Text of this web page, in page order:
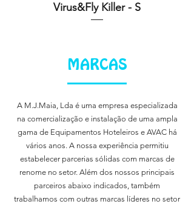
Virus&Fly Killer - S
MARCAS
A M.J.Maia, Lda é uma empresa especializada
na comercialização e instalação de uma ampla
gama de Equipamentos Hoteleiros e AVAC há
vários anos. A nossa experiência permitiu
estabelecer parcerias sólidas com marcas de
renome no setor. Além dos nossos principais
parceiros abaixo indicados, também
trabalhamos com outras marcas líderes no setor